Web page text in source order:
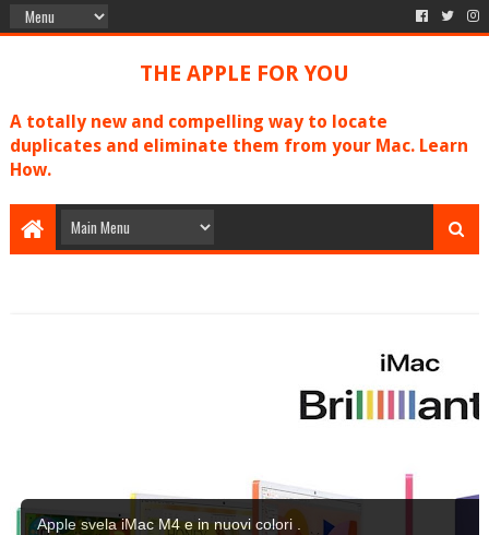
THE APPLE FOR YOU
A totally new and compelling way to locate
duplicates and eliminate them from your Mac. Learn
How.
Apple lancia il nuovo Mini con chip M4, il Mac più piccolo di
costa meno di un iPhone